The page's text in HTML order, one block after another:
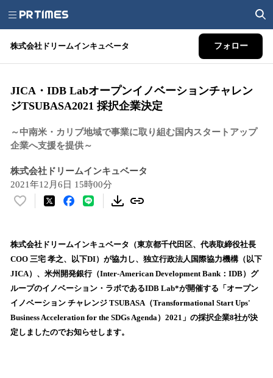
株式会社ドリームインキュベータ フォロー
JICA・IDB Labオープンイノベーションチャレン
ジTSUBASA2021 採択企業決定
～中南米・カリブ地域で事業に取り組む国内スタートアップ
企業へ支援を提供～
株式会社ドリームインキュベータ
2021年12月6日 15時00分
い
！
数
を
読
込
み
中
株式会社ドリームインキュベータ（東京都千代田区、代表取締役社長
COO 三宅 孝之、以下DI）が協力し、独立行政法人国際協力機構（以下
JICA）、米州開発銀行（Inter-American Development Bank：IDB）グ
ループのイノベーション・ラボであるIDB Lab*が開催する「オープン
イノベーション チャレンジ TSUBASA（Transformational Start Ups'
Business Acceleration for the SDGs Agenda）2021」の採択企業8社が決
定しましたのでお知らせします。